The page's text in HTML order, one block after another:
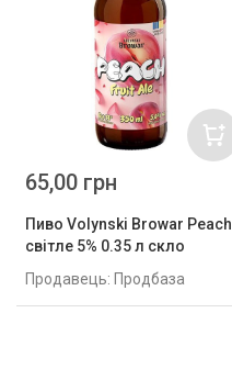
Пиво Volynski Browar Peach
світле 5% 0.35 л скло
Продавець: Продбаза
65,00 грн